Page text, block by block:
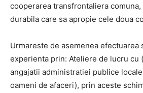
cooperarea transfrontaliera
durabila care sa apropie cele doua
Urmareste de asemenea efectuarea
experienta prin: Ateliere de lucru cu
angajatii administratiei publice
oameni de afaceri), prin aceste